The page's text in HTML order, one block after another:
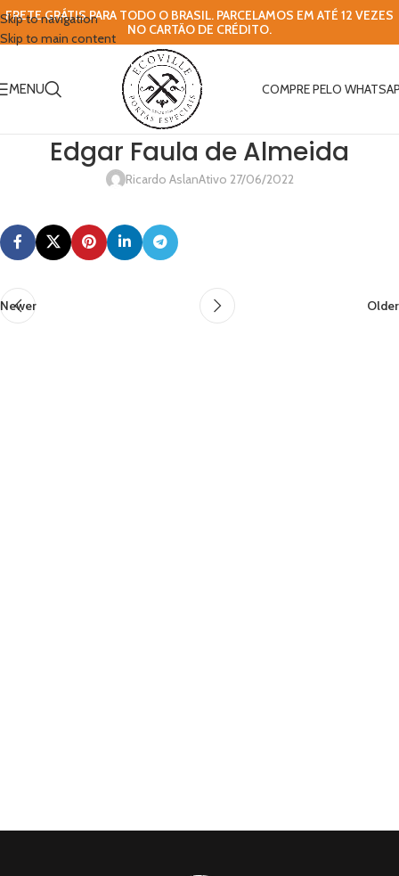
Skip to navigation
Skip to main content
FRETE GRÁTIS PARA TODO O BRASIL. PARCELAMOS EM ATÉ 12 VEZES
NO CARTÃO DE CRÉDITO.
MENU COMPRE PELO
Edgar Faula de Almeida
Ricardo AslanAtivo 27/06/2022
Newer Older